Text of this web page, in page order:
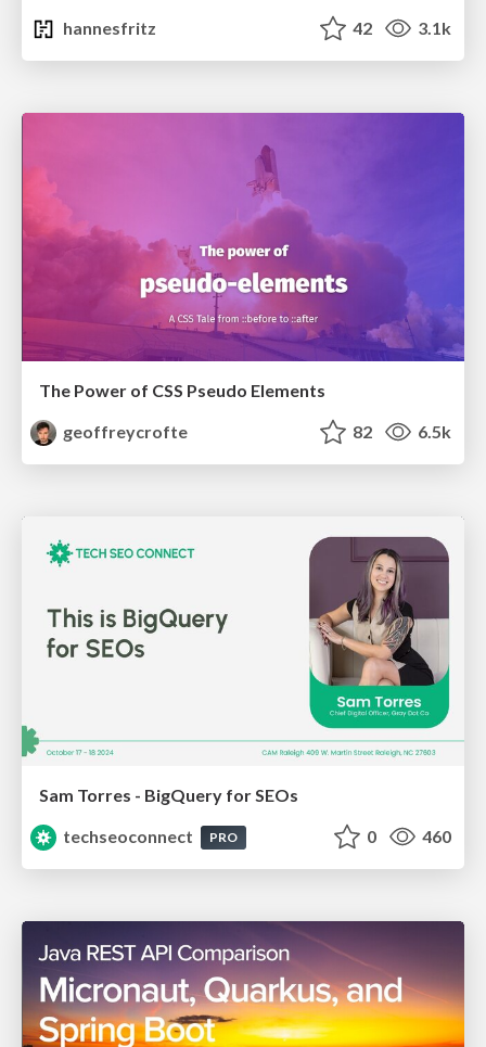
hannesfritz
42 3.1k
The Power of CSS Pseudo Elements
geoffreycrofte
82 6.5k
Sam Torres - BigQuery for SEOs
techseoconnect
PRO 0 460